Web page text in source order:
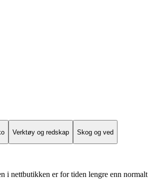
Verktøy og redskap Skog og ved
i nettbutikken er for tiden lengre enn normalt